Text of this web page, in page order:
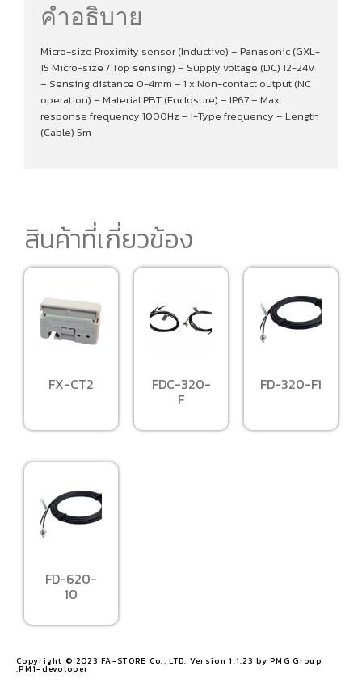
คำอธิบาย
Micro-size Proximity sensor (Inductive) – Panasonic (GXL-
15 Micro-size / Top sensing) – Supply voltage (DC) 12-24V
– Sensing distance 0-4mm – 1 x Non-contact output (NC
operation) – Material PBT (Enclosure) – IP67 – Max.
response frequency 1000Hz – I-Type frequency – Length
(Cable) 5m
สินค้าที่เกี่ยวข้อง
FX-CT2 FDC-320-
F
FD-320-F1
FD-620-
10
Copyright © 2023 FA-STORE Co., LTD. Version 1.1.23 by PMG Group
,PM1-devoloper​